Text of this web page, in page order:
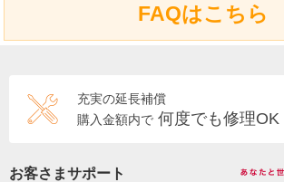
FAQはこちら
充実の延長補償
購入金額内で 何度でも修理OK
お客さまサポート